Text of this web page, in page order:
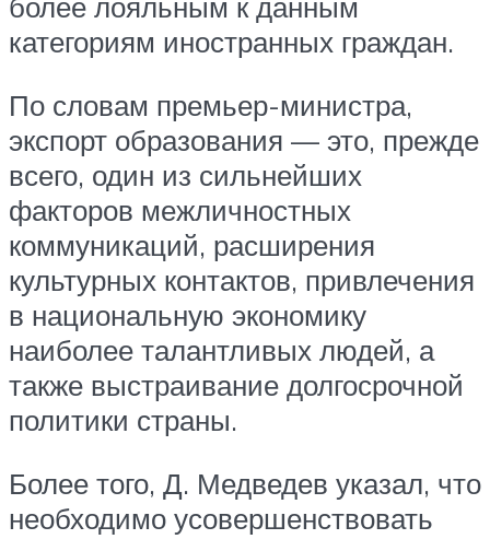
более лояльным к данным
категориям иностранных граждан.
По словам премьер-министра,
экспорт образования — это, прежде
всего, один из сильнейших
факторов межличностных
коммуникаций, расширения
культурных контактов, привлечения
в национальную экономику
наиболее талантливых людей, а
также выстраивание долгосрочной
политики страны.
Более того, Д. Медведев указал, что
необходимо усовершенствовать